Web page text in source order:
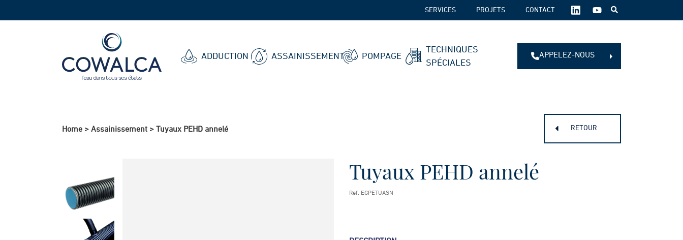
ADDUCTION ASSAINISSEMENT POMPAGE
TECHNIQUES
SPÉCIALES
SERVICES PROJETS CONTACT
SUIVEZ-
NOUS
APPELEZ-NOUS
Home > Assainissement > Tuyaux PEHD annelé RETOUR
Tuyaux PEHD annelé
Ref. EGPETUASN